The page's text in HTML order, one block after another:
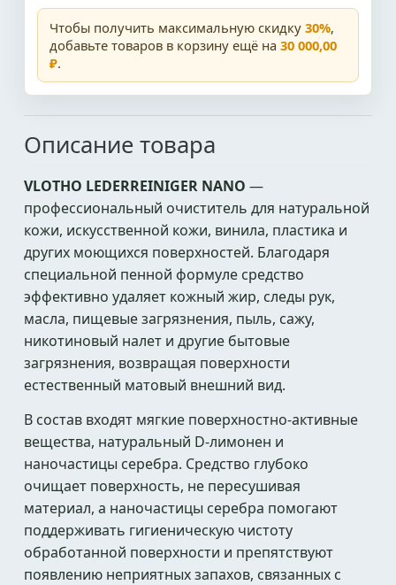
Чтобы получить максимальную скидку 30%,
добавьте товаров в корзину ещё на 30 000,00
₽.
Описание товара
VLOTHO LEDERREINIGER NANO —
профессиональный очиститель для натуральной
кожи, искусственной кожи, винила, пластика и
других моющихся поверхностей. Благодаря
специальной пенной формуле средство
эффективно удаляет кожный жир, следы рук,
масла, пищевые загрязнения, пыль, сажу,
никотиновый налет и другие бытовые
загрязнения, возвращая поверхности
естественный матовый внешний вид.
В состав входят мягкие поверхностно-активные
вещества, натуральный D-лимонен и
наночастицы серебра. Средство глубоко
очищает поверхность, не пересушивая
материал, а наночастицы серебра помогают
поддерживать гигиеническую чистоту
обработанной поверхности и препятствуют
появлению неприятных запахов, связанных с